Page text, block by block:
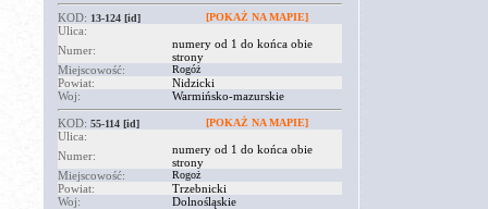
KOD: 13-124 [id] [POKAŻ NA MAPIE]
Ulica:
Numer:
numery od 1 do końca obie
strony
Miejscowość:
Rogóż
Powiat:
Nidzicki
Woj:
Warmińsko-mazurskie
KOD: 55-114 [id] [POKAŻ NA MAPIE]
Ulica:
Numer:
numery od 1 do końca obie
strony
Miejscowość:
Rogoż
Powiat:
Trzebnicki
Woj:
Dolnośląskie